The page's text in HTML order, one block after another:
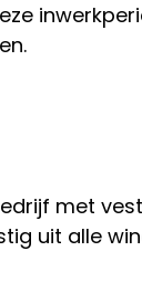
met
uit alle